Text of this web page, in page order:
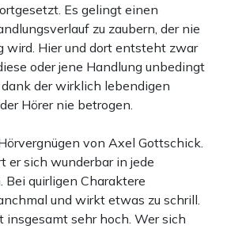
Es gelingt einen
zu zaubern, der nie
Hier und dort entsteht zwar
oder jene Handlung unbedingt
der wirklich lebendigen
Hörer nie betrogen.
von Axel Gottschick.
er sich wunderbar in jede
Bei quirligen Charaktere
und wirkt etwas zu schrill.
insgesamt sehr hoch. Wer sich